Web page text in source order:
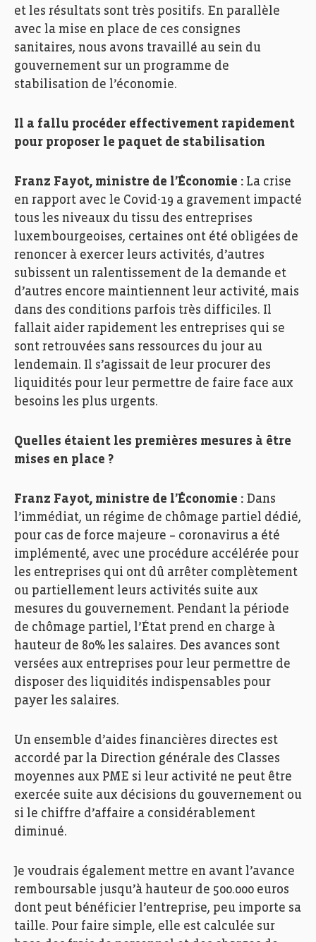
et les résultats sont très positifs. En parallèle
avec la mise en place de ces consignes
sanitaires, nous avons travaillé au sein du
gouvernement sur un programme de
stabilisation de l’économie.
Il a fallu procéder effectivement rapidement
pour proposer le paquet de stabilisation
Franz Fayot, ministre de l’Économie : La crise
en rapport avec le Covid-19 a gravement impacté
tous les niveaux du tissu des entreprises
luxembourgeoises, certaines ont été obligées de
renoncer à exercer leurs activités, d’autres
subissent un ralentissement de la demande et
d’autres encore maintiennent leur activité, mais
dans des conditions parfois très difficiles. Il
fallait aider rapidement les entreprises qui se
sont retrouvées sans ressources du jour au
lendemain. Il s’agissait de leur procurer des
liquidités pour leur permettre de faire face aux
besoins les plus urgents.
Quelles étaient les premières mesures à être
mises en place ?
Franz Fayot, ministre de l’Économie : Dans
l’immédiat, un régime de chômage partiel dédié,
pour cas de force majeure – coronavirus a été
implémenté, avec une procédure accélérée pour
les entreprises qui ont dû arrêter complètement
ou partiellement leurs activités suite aux
mesures du gouvernement. Pendant la période
de chômage partiel, l’État prend en charge à
hauteur de 80% les salaires. Des avances sont
versées aux entreprises pour leur permettre de
disposer des liquidités indispensables pour
payer les salaires.
Un ensemble d’aides financières directes est
accordé par la Direction générale des Classes
moyennes aux PME si leur activité ne peut être
exercée suite aux décisions du gouvernement ou
si le chiffre d’affaire a considérablement
diminué.
Je voudrais également mettre en avant l’avance
remboursable jusqu’à hauteur de 500.000 euros
dont peut bénéficier l’entreprise, peu importe sa
taille. Pour faire simple, elle est calculée sur